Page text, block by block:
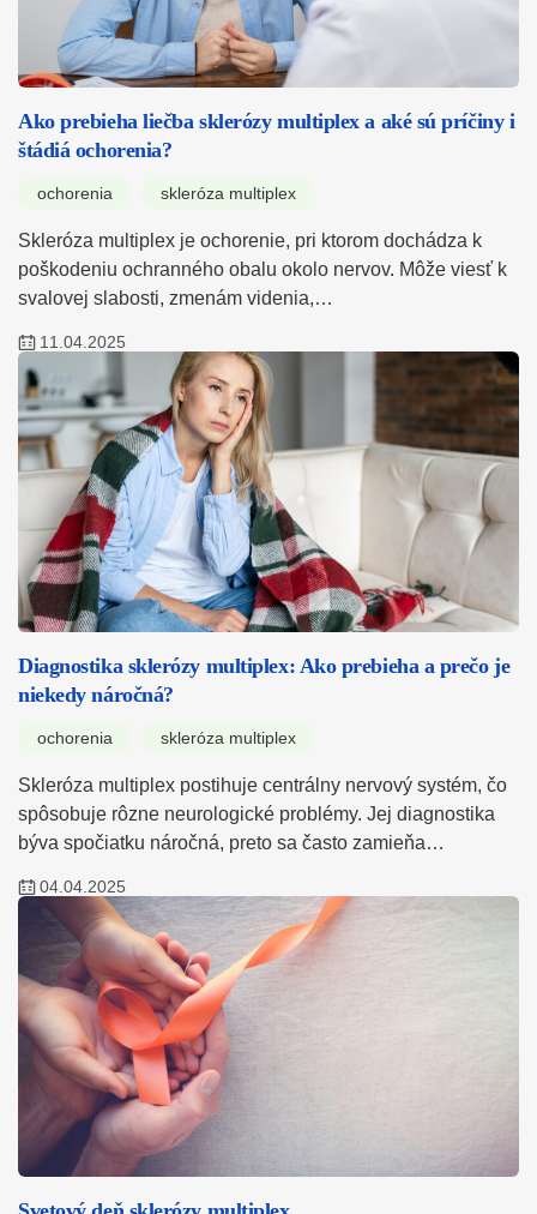
Ako prebieha liečba sklerózy multiplex a aké sú príčiny i
štádiá ochorenia?
ochorenia skleróza multiplex
Skleróza multiplex je ochorenie, pri ktorom dochádza k
poškodeniu ochranného obalu okolo nervov. Môže viesť k
svalovej slabosti, zmenám videnia,…
11.04.2025
Diagnostika sklerózy multiplex: Ako prebieha a prečo je
niekedy náročná?
ochorenia skleróza multiplex
Skleróza multiplex postihuje centrálny nervový systém, čo
spôsobuje rôzne neurologické problémy. Jej diagnostika
býva spočiatku náročná, preto sa často zamieňa…
04.04.2025